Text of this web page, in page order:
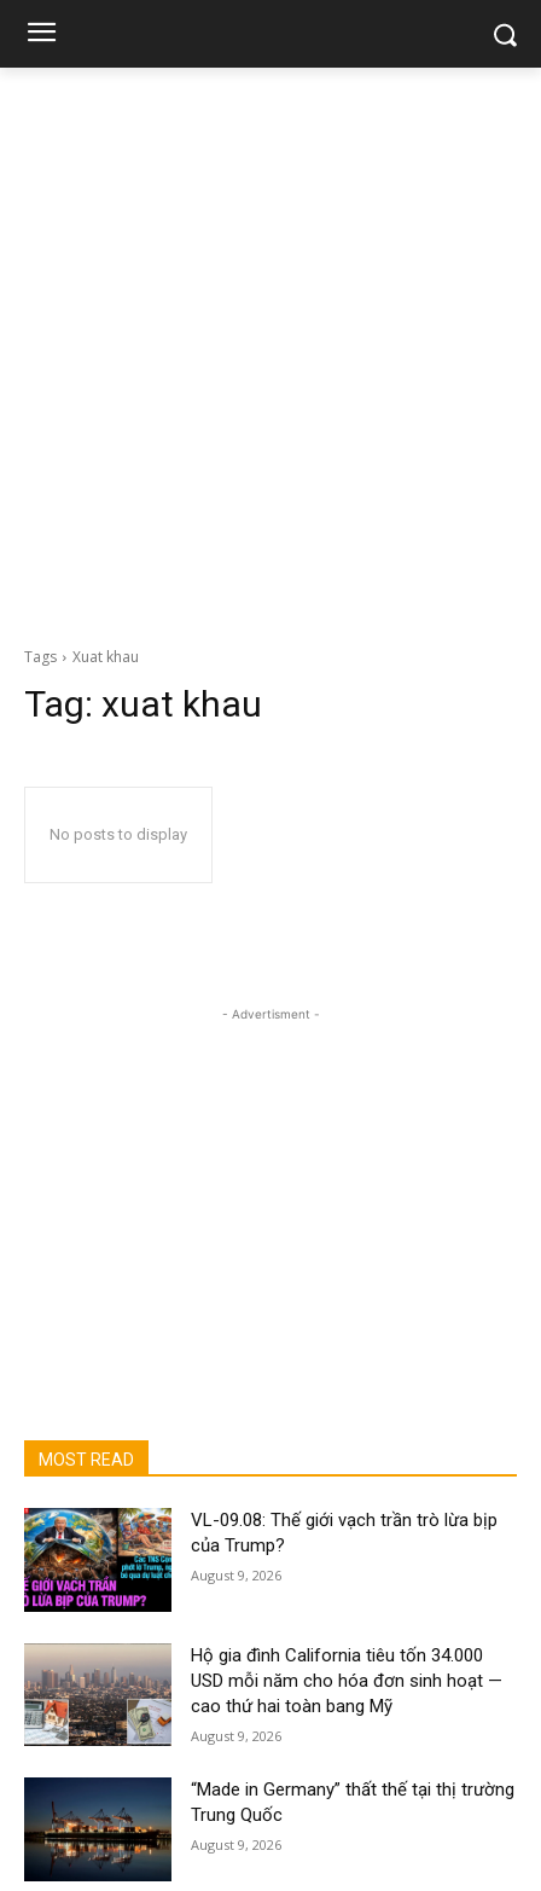
Tags Xuat khau
Tag: xuat khau
No posts to display
- Advertisment -
MOST READ
VL-09.08: Thế giới vạch trần trò lừa bịp
của Trump?
August 9, 2026
Hộ gia đình California tiêu tốn 34.000
USD mỗi năm cho hóa đơn sinh hoạt —
cao thứ hai toàn bang Mỹ
August 9, 2026
“Made in Germany” thất thế tại thị trường
Trung Quốc
August 9, 2026